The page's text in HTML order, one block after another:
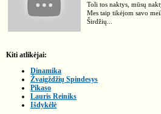
Toli tos naktys, mūsų
Mes taip tikėjom savo
Širdžių...
Kiti atlikėjai:
Dinamika
Žvaigždžių Spindesys
Pikaso
Lauris Reiniks
Išdykėlė